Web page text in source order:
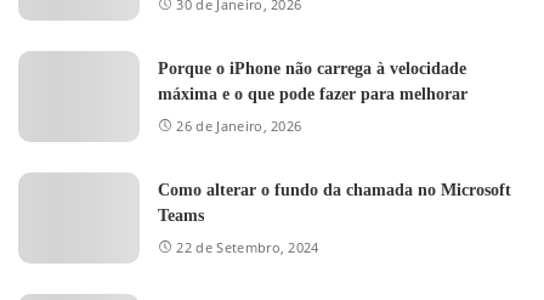
30 de Janeiro, 2026
Porque o iPhone não carrega à velocidade
máxima e o que pode fazer para melhorar
26 de Janeiro, 2026
Como alterar o fundo da chamada no Microsoft
Teams
22 de Setembro, 2024